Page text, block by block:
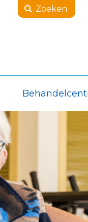
Zoeken